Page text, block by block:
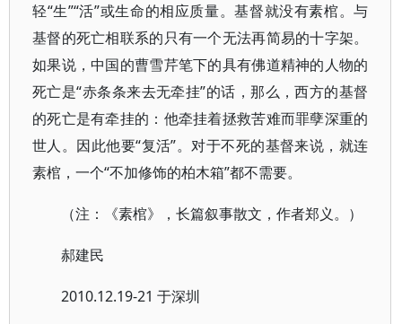
轻“生”“活”或生命的相应质量。基督就没有素棺。与
基督的死亡相联系的只有一个无法再简易的十字架。
如果说，中国的曹雪芹笔下的具有佛道精神的人物的
死亡是“赤条条来去无牵挂”的话，那么，西方的基督
的死亡是有牵挂的：他牵挂着拯救苦难而罪孽深重的
世人。因此他要“复活”。对于不死的基督来说，就连
素棺，一个“不加修饰的柏木箱”都不需要。
（注：《素棺》，长篇叙事散文，作者郑义。）
郝建民
2010.12.19-21 于深圳